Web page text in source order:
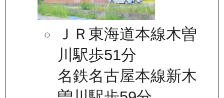
ＪＲ東海道本線木曽
川駅歩51分
名鉄名古屋本線新木